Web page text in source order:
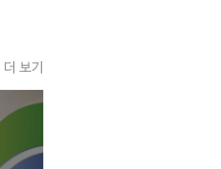
더 보기